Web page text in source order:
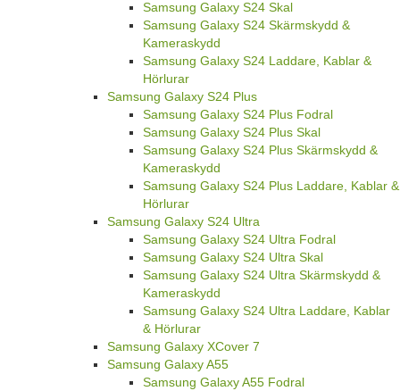
Samsung Galaxy S24 Skal
Samsung Galaxy S24 Skärmskydd &
Kameraskydd
Samsung Galaxy S24 Laddare, Kablar &
Hörlurar
Samsung Galaxy S24 Plus
Samsung Galaxy S24 Plus Fodral
Samsung Galaxy S24 Plus Skal
Samsung Galaxy S24 Plus Skärmskydd &
Kameraskydd
Samsung Galaxy S24 Plus Laddare, Kablar &
Hörlurar
Samsung Galaxy S24 Ultra
Samsung Galaxy S24 Ultra Fodral
Samsung Galaxy S24 Ultra Skal
Samsung Galaxy S24 Ultra Skärmskydd &
Kameraskydd
Samsung Galaxy S24 Ultra Laddare, Kablar
& Hörlurar
Samsung Galaxy XCover 7
Samsung Galaxy A55
Samsung Galaxy A55 Fodral